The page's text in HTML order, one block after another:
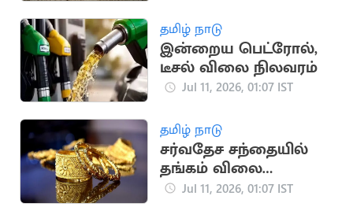
தமிழ் நாடு
இன்றைய பெட்ரோல்,
டீசல் விலை நிலவரம்
Jul 11, 2026, 01:07 IST
தமிழ் நாடு
சர்வதேச சந்தையில்
தங்கம் விலை
அதிரடியாக
Jul 11, 2026, 01:07 IST